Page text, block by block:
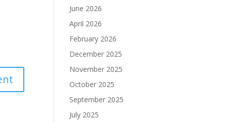
June 2026
April 2026
February 2026
December 2025
November 2025
October 2025
September 2025
July 2025